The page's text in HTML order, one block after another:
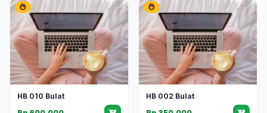
HB 010 Bulat
HB 002 Bulat